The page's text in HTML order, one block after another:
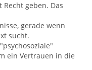
Recht geben. Das
gerade wenn
sucht.
ein Vertrauen in die